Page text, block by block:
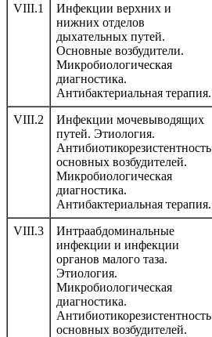
VIII.1
Инфекции верхних и
нижних отделов
дыхательных путей.
Основные возбудители.
Микробиологическая
диагностика.
Антибактериальная терапия.
VIII.2
Инфекции мочевыводящих
путей. Этиология.
Антибиотикорезистентность
основных возбудителей.
Микробиологическая
диагностика.
Антибактериальная терапия.
VIII.3
Интраабдоминальные
инфекции и инфекции
органов малого таза.
Этиология.
Микробиологическая
диагностика.
Антибиотикорезистентность
основных возбудителей.